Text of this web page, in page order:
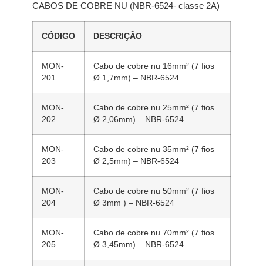
CABOS DE COBRE NU (NBR-6524- classe 2A)
CÓDIGO DESCRIÇÃO
MON-
201
Cabo de cobre nu 16mm² (7 fios
Ø 1,7mm) – NBR-6524
MON-
202
Cabo de cobre nu 25mm² (7 fios
Ø 2,06mm) – NBR-6524
MON-
203
Cabo de cobre nu 35mm² (7 fios
Ø 2,5mm) – NBR-6524
MON-
204
Cabo de cobre nu 50mm² (7 fios
Ø 3mm ) – NBR-6524
MON-
205
Cabo de cobre nu 70mm² (7 fios
Ø 3,45mm) – NBR-6524